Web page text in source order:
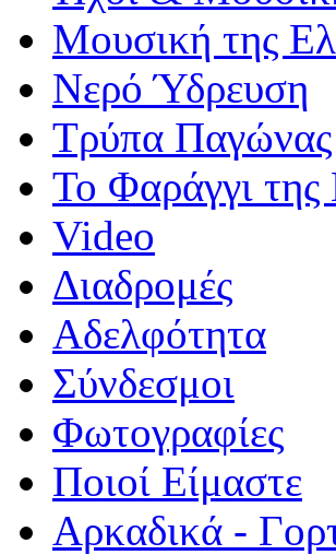
Μουσική της
Νερό Ύδρευση
Τρύπα Παγώνας
Το Φαράγγι της
Video
Διαδρομές
Αδελφότητα
Σύνδεσμοι
Φωτογραφίες
Ποιοί Είμαστε
Αρκαδικά -